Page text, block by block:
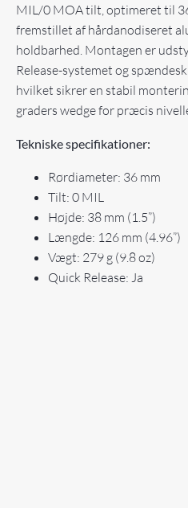
MIL/0 MOA tilt, optimeret til
fremstillet af hårdanodiseret
holdbarhed. Montagen er
Release-systemet og
hvilket sikrer en stabil
graders wedge for præcis
Tekniske specifikationer:
Rørdiameter: 36 mm
Tilt: 0 MIL
Højde: 38 mm (1.5”)
Længde: 126 mm (4.96”)
Vægt: 279 g (9.8 oz)
Quick Release: Ja